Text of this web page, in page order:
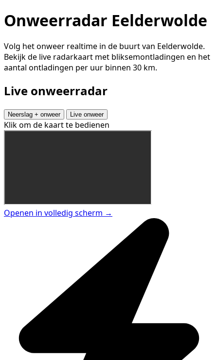
Onweerradar Eelderwolde
Volg het onweer realtime in de buurt van Eelderwolde.
Bekijk de live radarkaart met bliksemontladingen en het
aantal ontladingen per uur binnen 30 km.
Live onweerradar
Neerslag + onweer Live onweer
Klik om de kaart te bedienen
Openen in volledig scherm →